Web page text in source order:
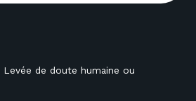
Levée de doute humaine ou